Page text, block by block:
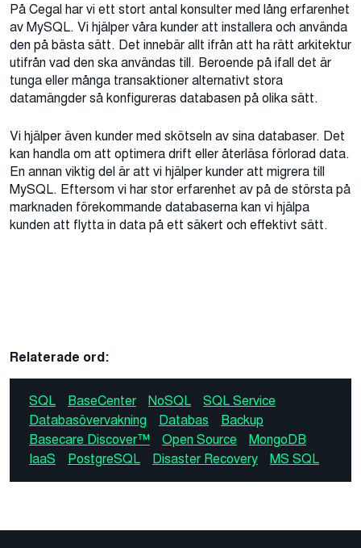
På Cegal har vi ett stort antal konsulter med lång erfarenhet
av MySQL. Vi hjälper våra kunder att installera och använda
den på bästa sätt. Det innebär allt ifrån att ha rätt arkitektur
utifrån vad den ska användas till. Beroende på ifall det är
tunga eller många transaktioner alternativt stora
datamängder så konfigureras databasen på olika sätt.
Vi hjälper även kunder med skötseln av sina databaser. Det
kan handla om att optimera drift eller återläsa förlorad data.
En annan viktig del är att vi hjälper kunder att migrera till
MySQL. Eftersom vi har stor erfarenhet av på de största på
marknaden förekommande databaserna kan vi hjälpa
kunden att flytta in data på ett säkert och effektivt sätt.
Relaterade ord:
SQL BaseCenter NoSQL
SQL Service
Databasövervakning
Databas
Backup
Basecare Discover™
Open Source
MongoDB
IaaS
PostgreSQL Disaster Recovery MS SQL